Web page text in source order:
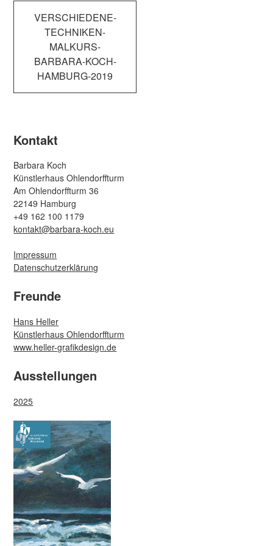
Beitragsnavigation
VERSCHIEDENE-
TECHNIKEN-
MALKURS-
BARBARA-KOCH-
HAMBURG-2019
Kontakt
Barbara Koch
Künstlerhaus Ohlendorffturm
Am Ohlendorffturm 36
22149 Hamburg
+49 162 100 1179
kontakt@barbara-koch.eu
Impressum
Datenschutzerklärung
Freunde
Hans Heller
Künstlerhaus Ohlendorffturm
www.heller-grafikdesign.de
Ausstellungen
2025